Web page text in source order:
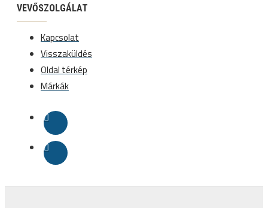
VEVŐSZOLGÁLAT
Kapcsolat
Visszaküldés
Oldal térkép
Márkák